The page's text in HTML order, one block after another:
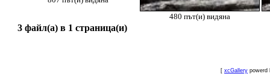
480 път(и) видяна
3 файл(а) в 1 страница(и)
[ xcGallery